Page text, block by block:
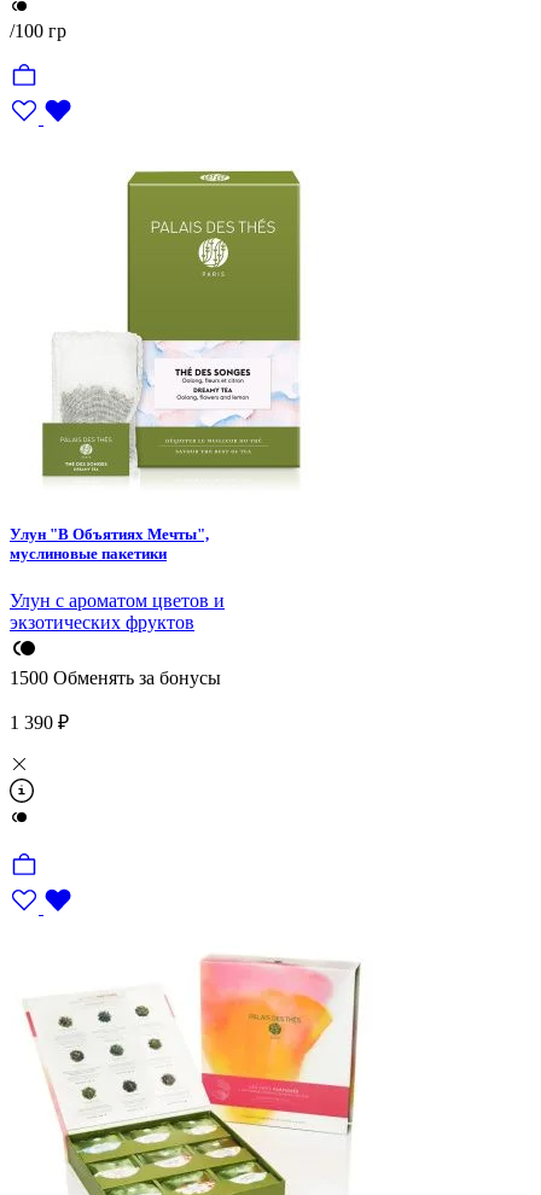
/100 гр
Улун "В Объятиях Мечты",
муслиновые пакетики
Улун с ароматом цветов и
экзотических фруктов
1500 Обменять за бонусы
1 390 ₽